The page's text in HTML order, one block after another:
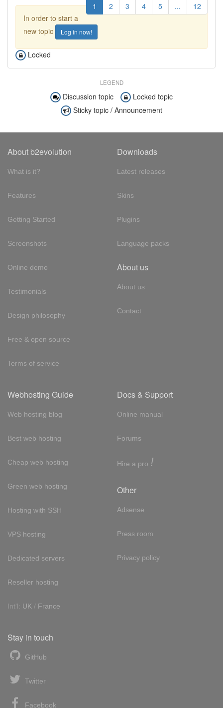
1 2 3 4 5 ...
12
In order to start a
new topic
Log in now!
Locked
LEGEND
Discussion topic
Locked topic
Sticky topic / Announcement
About b2evolution
What is it?
Features
Getting Started
Screenshots
Online demo
Testimonials
Design philosophy
Free & open source
Terms of service
Downloads
Latest releases
Skins
Plugins
Language packs
About us
About us
Contact
Webhosting Guide
Web hosting blog
Best web hosting
Cheap web hosting
Green web hosting
Hosting with SSH
VPS hosting
Dedicated servers
Reseller hosting
Int'l: UK / France
Docs & Support
Online manual
Forums
Hire a pro !
Other
Adsense
Press room
Privacy policy
Stay in touch
GitHub
Twitter
Facebook